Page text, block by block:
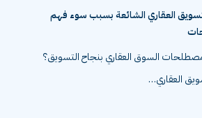
العقاري الشائعة بسبب سوء فهم
مصطلحات السوق العقاري بنجاح التسويق؟
العقاري…